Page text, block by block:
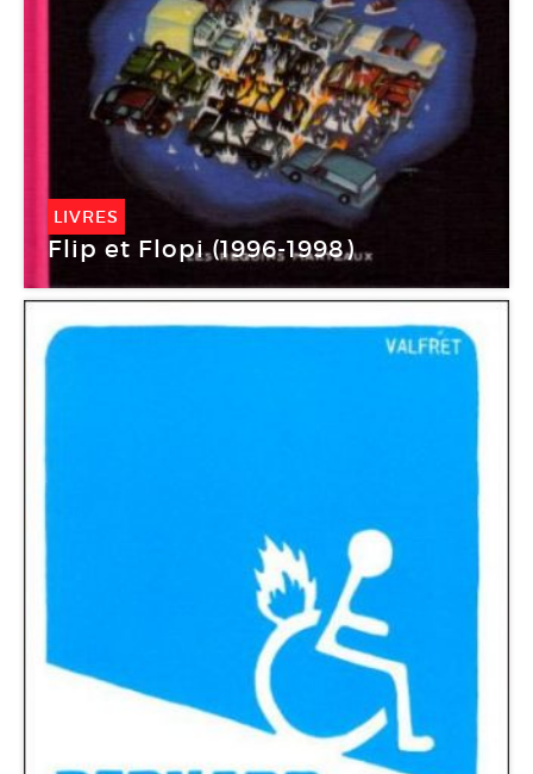
LIVRES
Flip et Flopi (1996-1998)